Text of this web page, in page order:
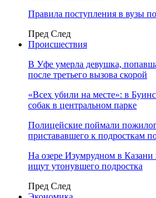
Правила поступления в вузы
Пред След
Происшествия
В Уфе умерла девушка,
после третьего вызова скорой
«Всех убили на месте»: в
собак в центральном парке
Полицейские поймали
пристававшего к подросткам
На озере Изумрудном в Казани
ищут утонувшего подростка
Пред След